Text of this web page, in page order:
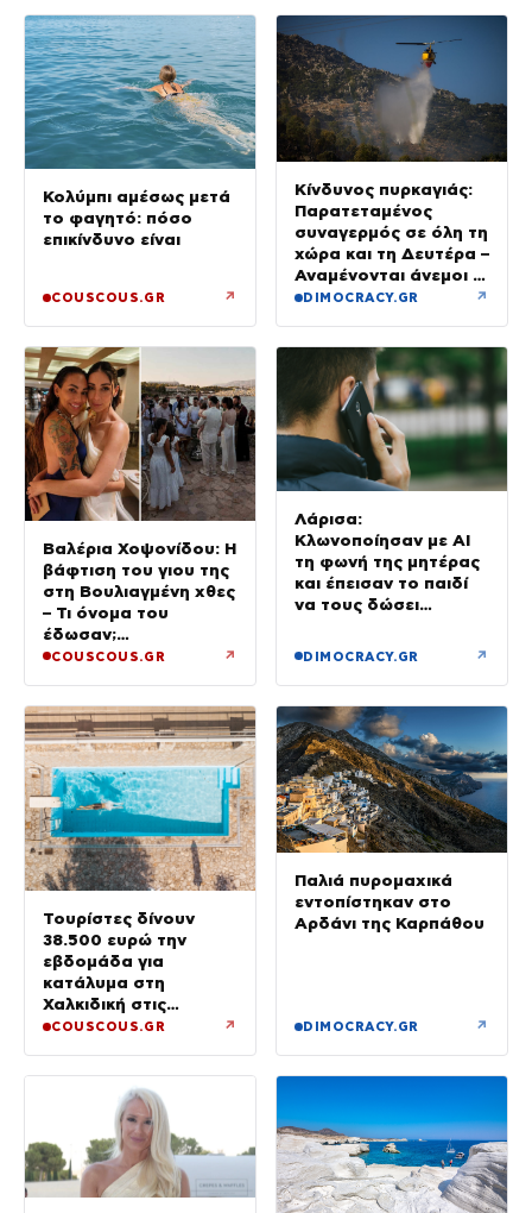
Κολύμπι αμέσως μετά
το φαγητό: πόσο
επικίνδυνο είναι
COUSCOUS.GR ↗
Κίνδυνος πυρκαγιάς:
Παρατεταμένος
συναγερμός σε όλη τη
χώρα και τη Δευτέρα –
Αναμένονται άνεμοι 9
μποφόρ
DIMOCRACY.GR ↗
Βαλέρια Χοψονίδου: Η
βάφτιση του γιου της
στη Βουλιαγμένη χθες
– Τι όνομα του
έδωσαν;
(Φωτογραφίες)
COUSCOUS.GR ↗
Λάρισα:
Κλωνοποίησαν με AI
τη φωνή της μητέρας
και έπεισαν το παιδί
να τους δώσει
DIMOCRACY.GR ↗
Τουρίστες δίνουν
38.500 ευρώ την
εβδομάδα για
κατάλυμα στη
Χαλκιδική στις
διακοπές χλιδής στην
COUSCOUS.GR ↗
Παλιά πυρομαχικά
εντοπίστηκαν στο
Αρδάνι της Καρπάθου
DIMOCRACY.GR ↗